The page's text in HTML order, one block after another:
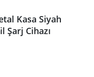
Kasa Siyah
Şarj Cihazı